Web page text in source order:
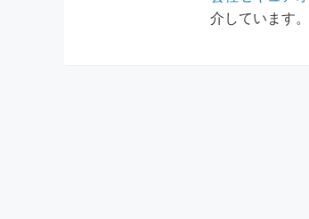
介しています。